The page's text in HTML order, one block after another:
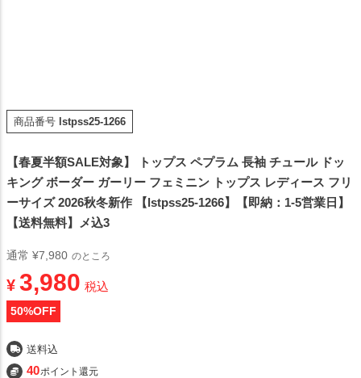
商品番号 lstpss25-1266
【春夏半額SALE対象】 トップス ペプラム 長袖 チュール ドッ
キング ボーダー ガーリー フェミニン トップス レディース フリ
ーサイズ 2026秋冬新作 【lstpss25-1266】【即納：1-5営業日】
【送料無料】メ込3
通常 ¥7,980 のところ
¥ 3,980 税込
50%OFF
送料込
40ポイント還元